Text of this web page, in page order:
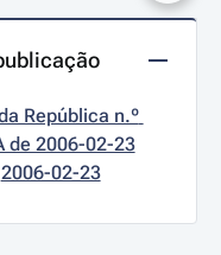
República n.º
de 2006-02-23
2006-02-23